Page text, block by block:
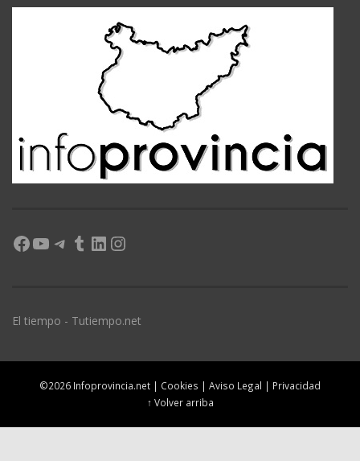
Facebook
YouTube
Telegram
Tumblr
LinkedIn
Instagram
El tiempo - Tutiempo.net
©2026 Infoprovincia.net | Cookies | Aviso Legal | Privacidad
↑ Volver arriba